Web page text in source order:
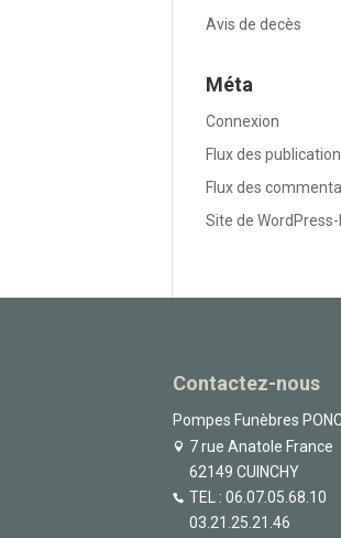
Avis de decès
Méta
Connexion
Flux des
Flux des
Site de WordPress-
Contactez-nous
Pompes Funèbres
7 rue Anatole France
62149 CUINCHY
TEL :06.07.05.68.10
03.21.25.21.46